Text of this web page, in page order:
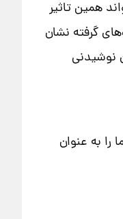
همین تاثیر
گرفته نشان
نوشیدنی
به عنوان